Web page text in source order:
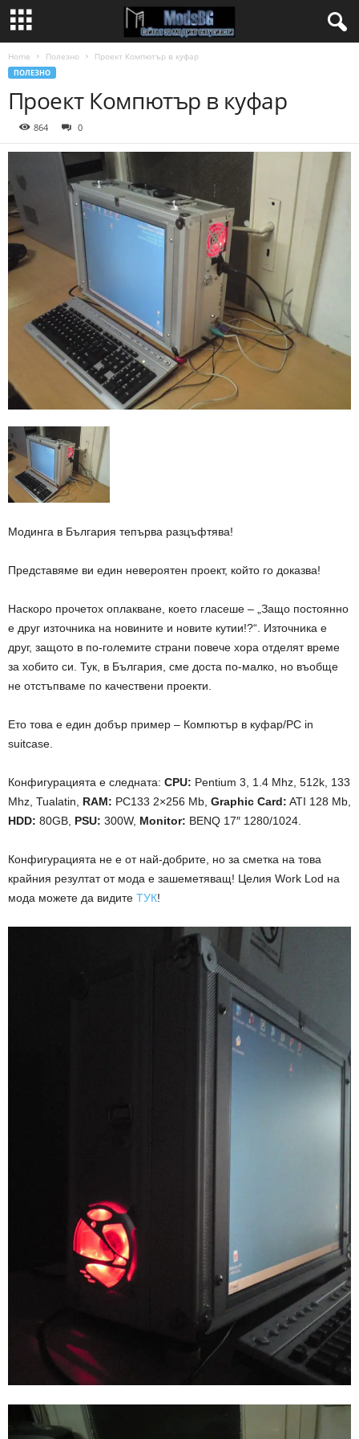
Home Полезно Проект Компютър в куфар
ПОЛЕЗНО
Проект Компютър в куфар
864 0
Модинга в България тепърва разцъфтява!
Представяме ви един невероятен проект, който го доказва!
Наскоро прочетох оплакване, което гласеше – „Защо постоянно
е друг източника на новините и новите кутии!?“. Източника е
друг, защото в по-големите страни повече хора отделят време
за хобито си. Тук, в България, сме доста по-малко, но въобще
не отстъпваме по качествени проекти.
Ето това е един добър пример – Компютър в куфар/PC in
suitcase.
Конфигурацията е следната: CPU: Pentium 3, 1.4 Mhz, 512k, 133
Mhz, Tualatin, RAM: PC133 2×256 Mb, Graphic Card: ATI 128 Мb,
HDD: 80GB, PSU: 300W, Monitor: BENQ 17″ 1280/1024.
Конфигурацията не е от най-добрите, но за сметка на това
крайния резултат от мода е зашеметяващ! Целия Work Lod на
мода можете да видите ТУК!